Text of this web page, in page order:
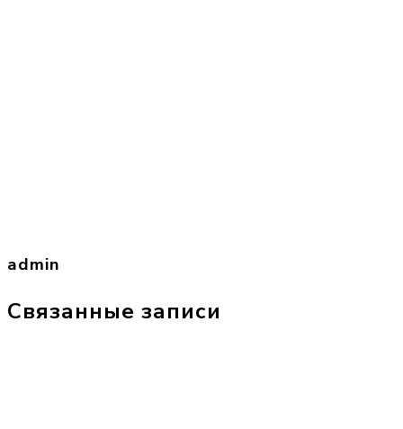
admin
Связанные записи